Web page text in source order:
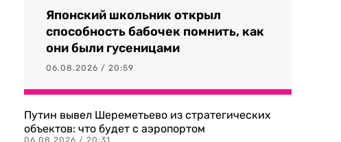
Японский школьник открыл
способность бабочек помнить, как
они были гусеницами
06.08.2026 / 20:59
Путин вывел Шереметьево из стратегических
объектов: что будет с аэропортом
06.08.2026 / 20:31